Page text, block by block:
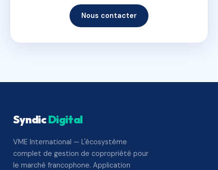
Nous contacter
SyndicDigital
VME International — L'écosystème
complet de gestion de copropriété pour
le marché francophone. Application